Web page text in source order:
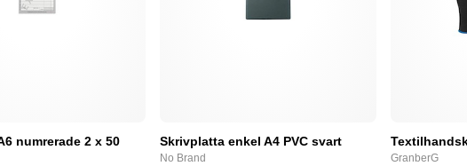
numrerade 2 x 50
Skrivplatta enkel A4 PVC svart
No Brand GranberG